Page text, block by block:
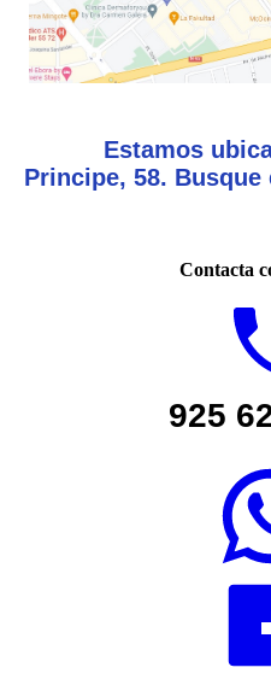
Estamos
Principe, 58.
Contacta
925